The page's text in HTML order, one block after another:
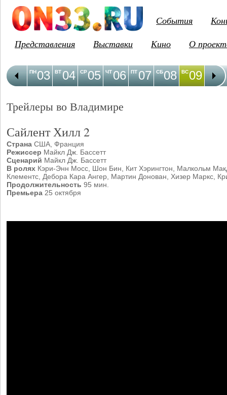
События
Представления
Выставки Кино О
03
ПН 04
ВТ 05
СР 06
ЧТ 07
ПТ 08
СБ 09
ВС 10
ПН
Трейлеры во Владимире
Сайлент Хилл 2
Страна США, Франция
Режиссер Майкл Дж. Бассетт
Сценарий Майкл Дж. Бассетт
В ролях Кэри-Энн Мосс, Шон Бин, Кит Хэрингтон, Малкольм
Клементс, Дебора Кара Ангер, Мартин Донован, Хизер Маркс,
Продолжительность 95 мин.
Премьера 25 октября